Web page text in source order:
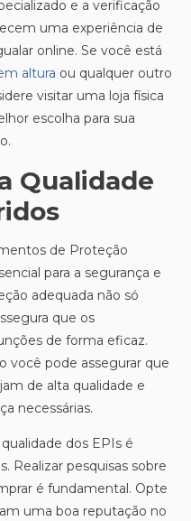
e a verificação
uma experiência de
online. Se você está
altura ou qualquer outro
visitar uma loja física
escolha para sua
Qualidade
de Proteção
para a segurança e
adequada não só
que os
de forma eficaz.
você pode assegurar que
de alta qualidade e
necessárias.
dos EPIs é
Realizar pesquisas sobre
é fundamental. Opte
uma boa reputação no